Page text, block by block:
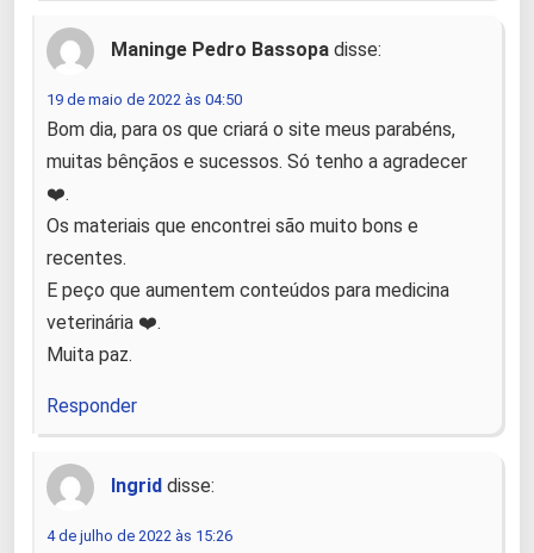
Maninge Pedro Bassopa disse:
19 de maio de 2022 às 04:50
Bom dia, para os que criará o site meus parabéns,
muitas bênçãos e sucessos. Só tenho a agradecer
❤️.
Os materiais que encontrei são muito bons e
recentes.
E peço que aumentem conteúdos para medicina
veterinária ❤️.
Muita paz.
Responder
Ingrid disse:
4 de julho de 2022 às 15:26